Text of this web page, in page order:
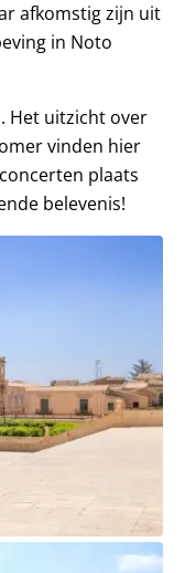
afkomstig zijn uit
in Noto
Het uitzicht over
vinden hier
plaats
belevenis!